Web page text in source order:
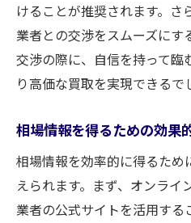
けることが推奨されます。
業者との交渉をスムーズにす
交渉の際に、自信を持って臨
り高価な買取を実現できるで
相場情報を得るための効果
相場情報を効率的に得るた
えられます。まず、オンライ
業者の公式サイトを活用する